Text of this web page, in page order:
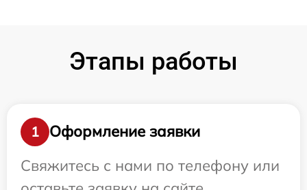
Этапы работы
1
Оформление заявки
Свяжитесь с нами по телефону или